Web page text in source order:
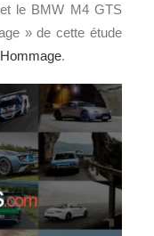
le BMW M4 GTS
» de cette étude
.